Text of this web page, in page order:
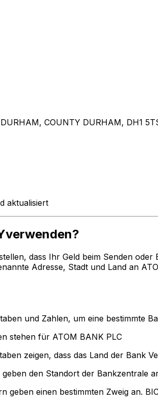
COUNTY DURHAM, DH1
aktualisiert
dass Ihr Geld beim Senden
Adresse, Stadt und Land an
und Zahlen, um eine bestimmte
stehen für ATOM BANK PLC
zeigen, dass das Land der Bank
geben den Standort der Bankzentrale
geben einen bestimmten Zweig an.